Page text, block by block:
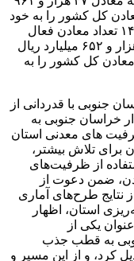
معادن کل کشور را به خود
اختصاص داده است، در حالیکه در سال ۱۴۰۲ تعداد معادن فعال
استان به ۳۱۰ معدن رسیده که با رقم ۶۷ هزار و ۶۵۲ میلیارد ریال
معادن کل کشور را به
جنوبی با قدردانی از
خراسان جنوبی به
های معدنی استان
برای تلاش بیشتر،
از ظرفیت‌های
ضمن دعوت از
نتایج طرح‌های آماری
استان، اظهار
یکی از
به قطب جذب
کرد، و از این مسیر و